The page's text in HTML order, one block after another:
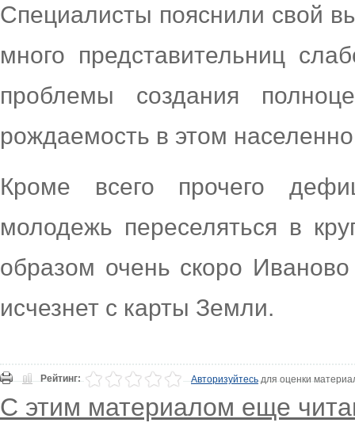
Специалисты пояснили свой
много представительниц
проблемы создания
рождаемость в этом
Кроме всего прочего
молодежь переселяться в
образом очень скоро
исчезнет с карты Земли.
Рейтинг: Авторизуйтесьдля оценки
С этим материалом еще